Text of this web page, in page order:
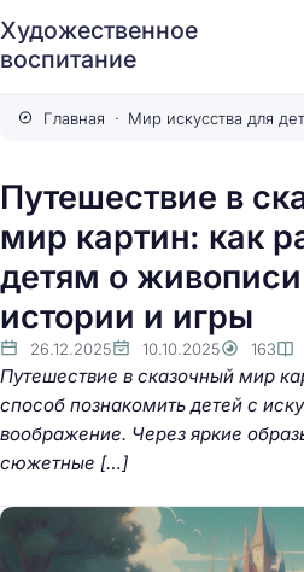
Художественное
воспитание
Главная Мир искусства для
Путешествие в
мир картин: как
детям о
истории и игры
26.12.2025 10.10.2025 163
Путешествие в сказочный мир
способ познакомить детей с
воображение. Через яркие
сюжетные […]